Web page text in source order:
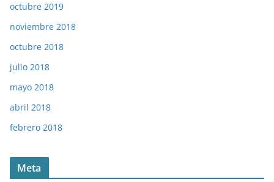
octubre 2019
noviembre 2018
octubre 2018
julio 2018
mayo 2018
abril 2018
febrero 2018
Meta